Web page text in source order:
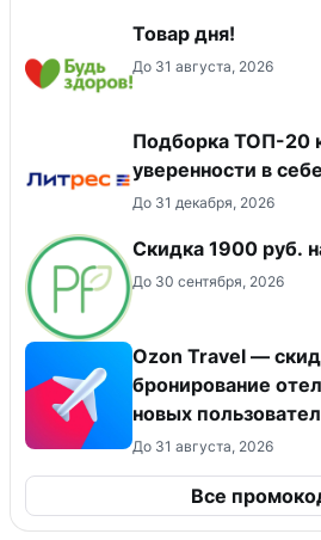
Товар дня!
До 31 августа, 2026
Подборка ТОП-20
уверенности в себе
До 31 декабря, 2026
Скидка 1900 руб.
До 30 сентября, 2026
Ozon Travel —
бронирование
новых
До 31 августа, 2026
Все